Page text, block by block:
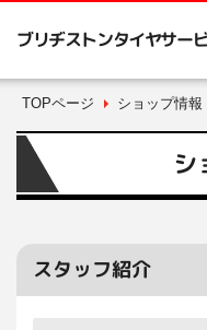
ブリヂストンタイヤサー
TOPページ ショップ情報
シ
スタッフ紹介